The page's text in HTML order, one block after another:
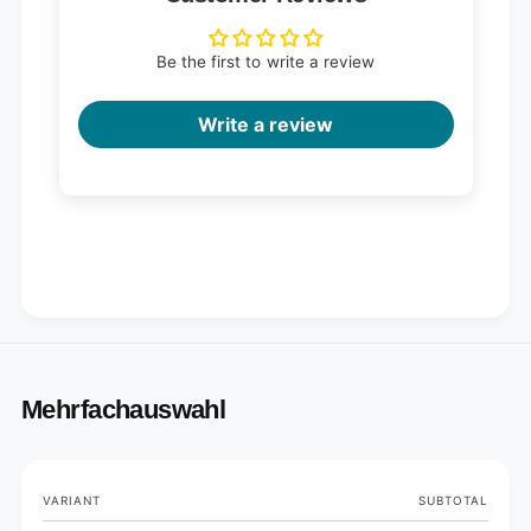
Be the first to write a review
Write a review
Mehrfachauswahl
Your
cart
VARIANT SUBTOTAL